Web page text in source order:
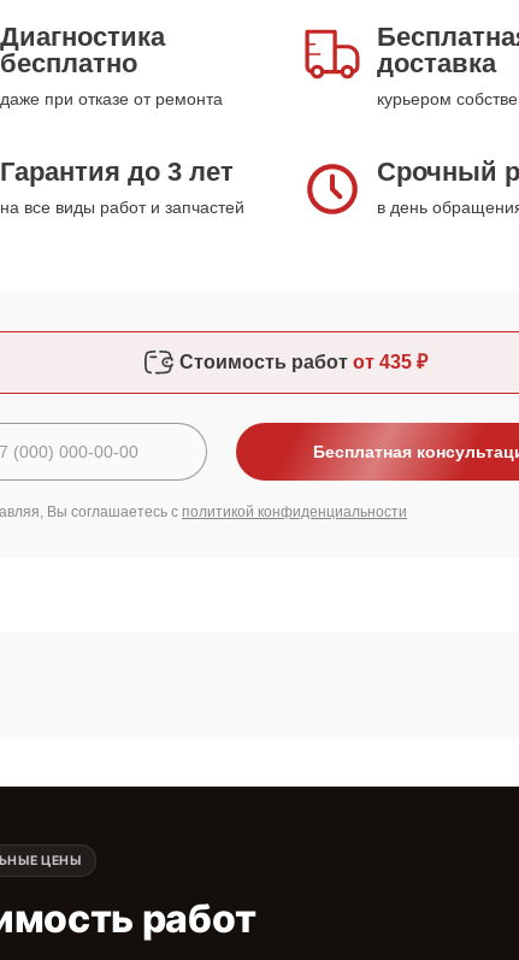
Диагностика
бесплатно
даже при отказе от ремонта
доставка
курьером
Гарантия до 3 лет
на все виды работ и запчастей
Срочный
в день
Стоимость работ от 435 ₽
Бесплатная
Вы соглашаетесь с политикой конфиденциальности
ЦЕНЫ
работ